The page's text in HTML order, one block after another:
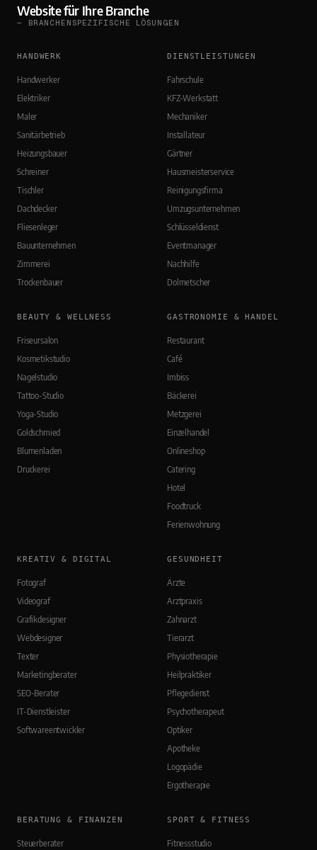
Website für Ihre Branche
— BRANCHENSPEZIFISCHE LÖSUNGEN
HANDWERK
Handwerker
Elektriker
Maler
Sanitärbetrieb
Heizungsbauer
Schreiner
Tischler
Dachdecker
Fliesenleger
Bauunternehmen
Zimmerei
Trockenbauer
DIENSTLEISTUNGEN
Fahrschule
KFZ-Werkstatt
Mechaniker
Installateur
Gärtner
Hausmeisterservice
Reinigungsfirma
Umzugsunternehmen
Schlüsseldienst
Eventmanager
Nachhilfe
Dolmetscher
BEAUTY & WELLNESS
Friseursalon
Kosmetikstudio
Nagelstudio
Tattoo-Studio
Yoga-Studio
Goldschmied
Blumenladen
Druckerei
GASTRONOMIE & HANDEL
Restaurant
Café
Imbiss
Bäckerei
Metzgerei
Einzelhandel
Onlineshop
Catering
Hotel
Foodtruck
Ferienwohnung
KREATIV & DIGITAL
Fotograf
Videograf
Grafikdesigner
Webdesigner
Texter
Marketingberater
SEO-Berater
IT-Dienstleister
Softwareentwickler
GESUNDHEIT
Ärzte
Arztpraxis
Zahnarzt
Tierarzt
Physiotherapie
Heilpraktiker
Pflegedienst
Psychotherapeut
Optiker
Apotheke
Logopädie
Ergotherapie
BERATUNG & FINANZEN
Steuerberater
SPORT & FITNESS
Fitnessstudio